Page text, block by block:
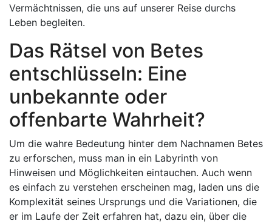
Vermächtnissen, die uns auf unserer Reise durchs
Leben begleiten.
Das Rätsel von Betes
entschlüsseln: Eine
unbekannte oder
offenbarte Wahrheit?
Um die wahre Bedeutung hinter dem Nachnamen Betes
zu erforschen, muss man in ein Labyrinth von
Hinweisen und Möglichkeiten eintauchen. Auch wenn
es einfach zu verstehen erscheinen mag, laden uns die
Komplexität seines Ursprungs und die Variationen, die
er im Laufe der Zeit erfahren hat, dazu ein, über die